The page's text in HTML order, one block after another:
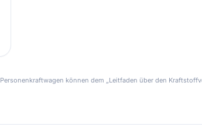
können dem „Leitfaden über den